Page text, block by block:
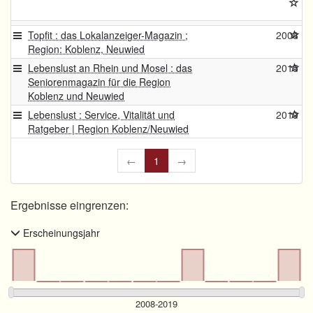
Topfit : das Lokalanzeiger-Magazin ;
Region: Koblenz, Neuwied
2008
Lebenslust an Rhein und Mosel : das
Seniorenmagazin für die Region
Koblenz und Neuwied
2015
Lebenslust : Service, Vitalität und
Ratgeber | Region Koblenz/Neuwied
2019
← 1 →
Ergebnisse eingrenzen:
Erscheinungsjahr